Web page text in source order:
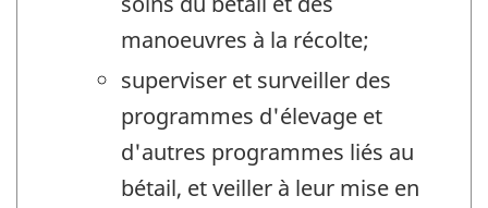
manoeuvres à la récolte;
superviser et surveiller des
programmes d'élevage et
d'autres programmes liés au
bétail, et veiller à leur mise en